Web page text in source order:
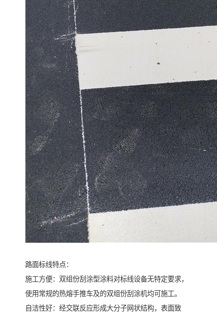
路面标线特点：
施工方便：双组份刮涂型涂料对标线设备无特定要求，
使用常规的热熔手推车及的双组份刮涂机均可施工。
自洁性好：经交联反应形成大分子网状结构，表面致